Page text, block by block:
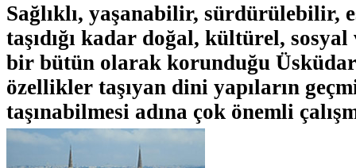
Sağlıklı, yaşanabilir, sürdürülebilir,
taşıdığı kadar doğal, kültürel,
bir bütün olarak korunduğu
özellikler taşıyan dini yapıların
taşınabilmesi adına çok önemli